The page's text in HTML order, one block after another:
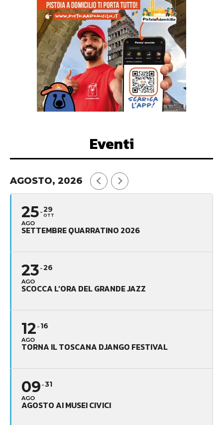
Eventi
AGOSTO, 2026
25
AGO
29
OTT
SETTEMBRE QUARRATINO 2026
23
AGO
26
SCOCCA L’ORA DEL GRANDE JAZZ
12
AGO
16
TORNA IL TOSCANA DJANGO FESTIVAL
09
AGO
31
AGOSTO AI MUSEI CIVICI